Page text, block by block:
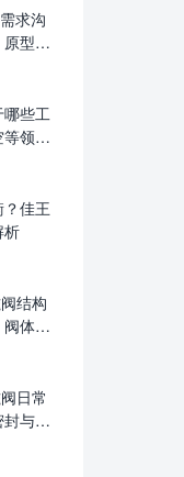
求沟
型号
哪些工
领域
佳王
析
结构
体与
日常
与线